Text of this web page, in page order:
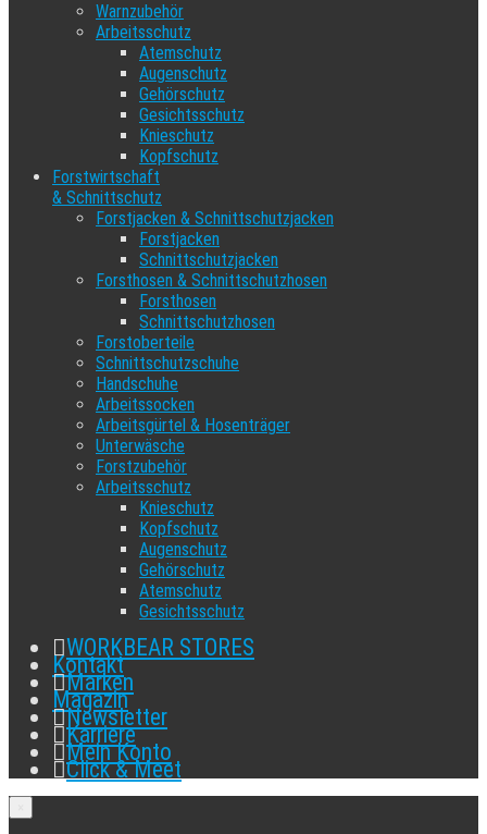
Warnzubehör
Arbeitsschutz
Atemschutz
Augenschutz
Gehörschutz
Gesichtsschutz
Knieschutz
Kopfschutz
Forstwirtschaft
& Schnittschutz
Forstjacken & Schnittschutzjacken
Forstjacken
Schnittschutzjacken
Forsthosen & Schnittschutzhosen
Forsthosen
Schnittschutzhosen
Forstoberteile
Schnittschutzschuhe
Handschuhe
Arbeitssocken
Arbeitsgürtel & Hosenträger
Unterwäsche
Forstzubehör
Arbeitsschutz
Knieschutz
Kopfschutz
Augenschutz
Gehörschutz
Atemschutz
Gesichtsschutz
WORKBEAR STORES
Kontakt
Marken
Magazin
Newsletter
Karriere
Mein Konto
Click & Meet